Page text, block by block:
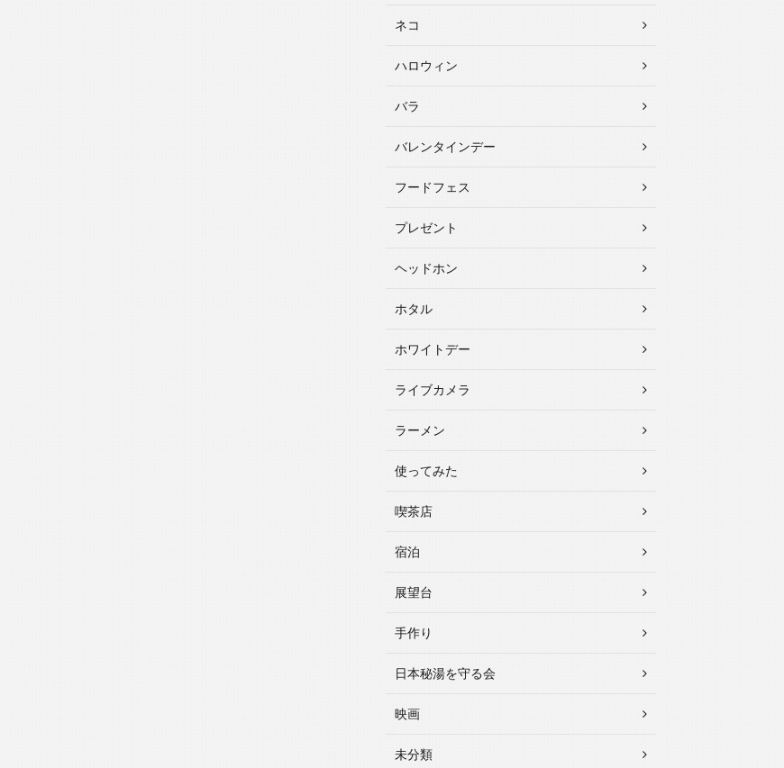
ネコ
ハロウィン
バラ
バレンタインデー
フードフェス
プレゼント
ヘッドホン
ホタル
ホワイトデー
ライブカメラ
ラーメン
使ってみた
喫茶店
宿泊
展望台
手作り
日本秘湯を守る会
映画
未分類